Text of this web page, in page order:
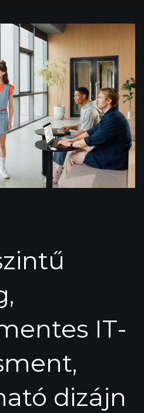
IT-
dizájn